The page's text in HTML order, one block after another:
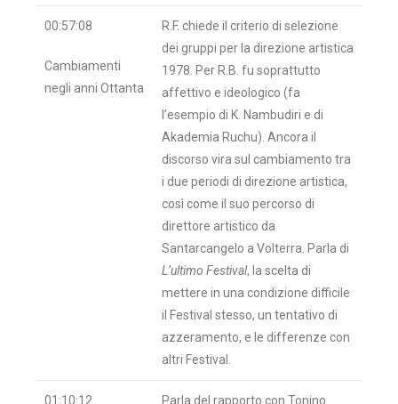
00:57:08
Cambiamenti
negli anni Ottanta
R.F. chiede il criterio di selezione
dei gruppi per la direzione artistica
1978. Per R.B. fu soprattutto
affettivo e ideologico (fa
l’esempio di K. Nambudiri e di
Akademia Ruchu). Ancora il
discorso vira sul cambiamento tra
i due periodi di direzione artistica,
così come il suo percorso di
direttore artistico da
Santarcangelo a Volterra. Parla di
L’ultimo Festival, la scelta di
mettere in una condizione difficile
il Festival stesso, un tentativo di
azzeramento, e le differenze con
altri Festival.
01:10:12 Parla del rapporto con Tonino